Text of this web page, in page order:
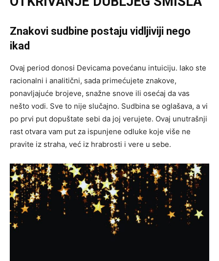
Znakovi sudbine postaju vidljiviji nego
ikad
Ovaj period donosi Devicama povećanu intuiciju. Iako ste
racionalni i analitični, sada primećujete znakove,
ponavljajuće brojeve, snažne snove ili osećaj da vas
nešto vodi. Sve to nije slučajno. Sudbina se oglašava, a vi
po prvi put dopuštate sebi da joj verujete. Ovaj unutrašnji
rast otvara vam put za ispunjene odluke koje više ne
pravite iz straha, već iz hrabrosti i vere u sebe.